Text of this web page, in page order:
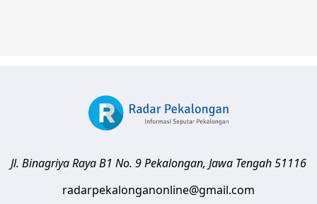
Jl. Binagriya Raya B1 No. 9Pekalongan, Jawa Tengah51116
radarpekalonganonline@gmail.com